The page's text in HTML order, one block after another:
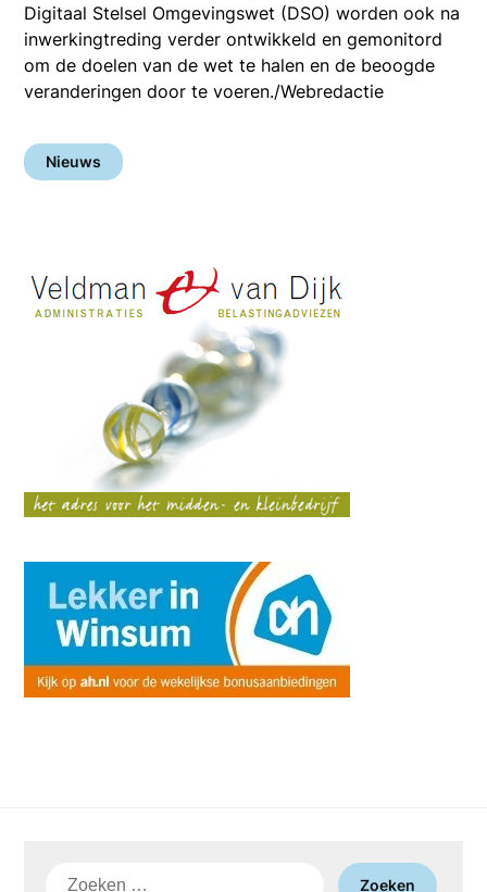
Digitaal Stelsel Omgevingswet (DSO) worden ook na
inwerkingtreding verder ontwikkeld en gemonitord
om de doelen van de wet te halen en de beoogde
veranderingen door te voeren./Webredactie
Nieuws
Zoeken